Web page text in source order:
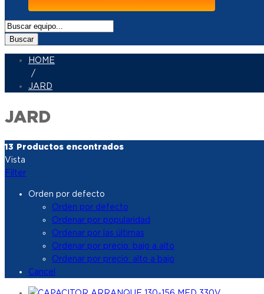
Buscar
HOME
/
JARD
JARD
13 Productos encontrados
Vista
Filter
Orden por defecto
Orden por defecto
Ordenar por popularidad
Ordenar por las últimas
Ordenar por precio: bajo a alto
Ordenar por precio: alto a bajo
Cancel